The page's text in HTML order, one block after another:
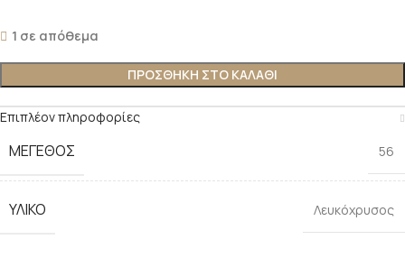
1 σε απόθεμα
ΠΡΟΣΘΉΚΗ ΣΤΟ ΚΑΛΆΘΙ
Επιπλέον πληροφορίες
ΜΈΓΕΘΟΣ 56
ΥΛΙΚΌ Λευκόχρυσος